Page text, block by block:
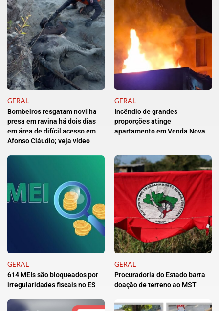
GERAL
Bombeiros resgatam novilha
presa em ravina há dois dias
em área de difícil acesso em
Afonso Cláudio; veja vídeo
GERAL
Incêndio de grandes
proporções atinge
apartamento em Venda Nova
GERAL
614 MEIs são bloqueados por
irregularidades fiscais no ES
GERAL
Procuradoria do Estado barra
doação de terreno ao MST